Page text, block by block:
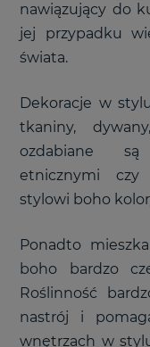
nawiązujący do
jej przypadku
świata.
Dekoracje w
tkaniny,
ozdabiane są
etnicznymi czy
stylowi boho
Ponadto
boho bardzo
Roślinność
nastrój i
wnętrzach w